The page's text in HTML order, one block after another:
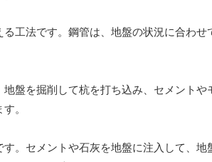
工法です。鋼管は、地盤の状況に合わせ
盤を掘削して杭を打ち込み、セメントや
。
。セメントや石灰を地盤に注入して、地